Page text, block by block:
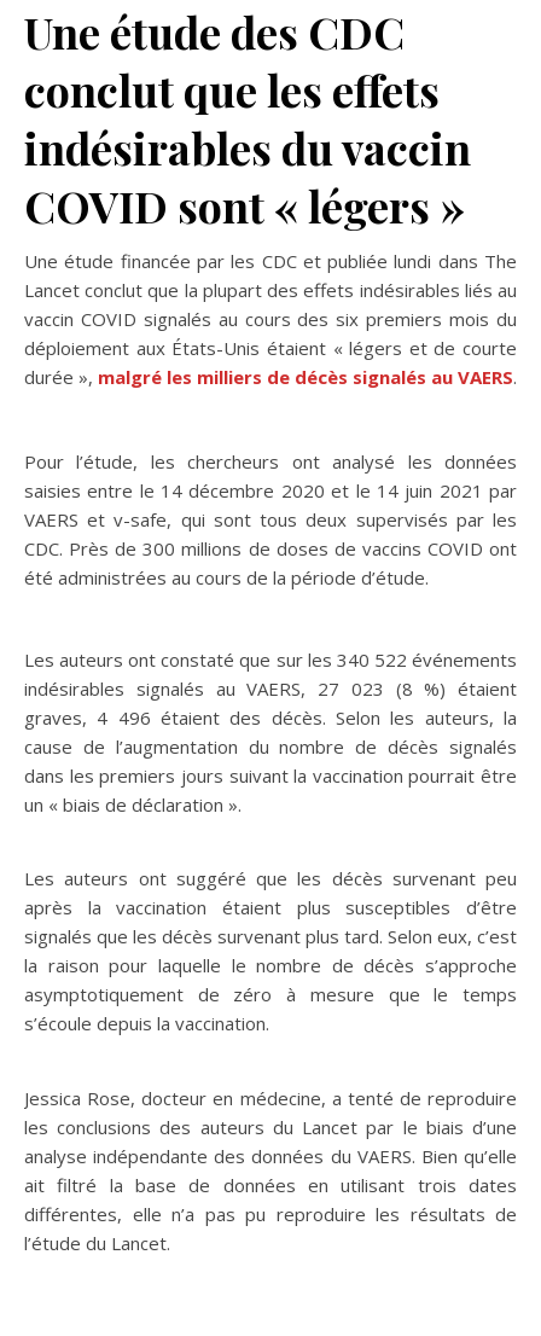
Une étude des CDC
conclut que les effets
indésirables du vaccin
COVID sont « légers »
Une étude financée par les CDC et publiée lundi dans The
Lancet conclut que la plupart des effets indésirables liés au
vaccin COVID signalés au cours des six premiers mois du
déploiement aux États-Unis étaient « légers et de courte
durée », malgré les milliers de décès signalés au VAERS.
Pour l’étude, les chercheurs ont analysé les données
saisies entre le 14 décembre 2020 et le 14 juin 2021 par
VAERS et v-safe, qui sont tous deux supervisés par les
CDC. Près de 300 millions de doses de vaccins COVID ont
été administrées au cours de la période d’étude.
Les auteurs ont constaté que sur les 340 522 événements
indésirables signalés au VAERS, 27 023 (8 %) étaient
graves, 4 496 étaient des décès. Selon les auteurs, la
cause de l’augmentation du nombre de décès signalés
dans les premiers jours suivant la vaccination pourrait être
un « biais de déclaration ».
Les auteurs ont suggéré que les décès survenant peu
après la vaccination étaient plus susceptibles d’être
signalés que les décès survenant plus tard. Selon eux, c’est
la raison pour laquelle le nombre de décès s’approche
asymptotiquement de zéro à mesure que le temps
s’écoule depuis la vaccination.
Jessica Rose, docteur en médecine, a tenté de reproduire
les conclusions des auteurs du Lancet par le biais d’une
analyse indépendante des données du VAERS. Bien qu’elle
ait filtré la base de données en utilisant trois dates
différentes, elle n’a pas pu reproduire les résultats de
l’étude du Lancet.